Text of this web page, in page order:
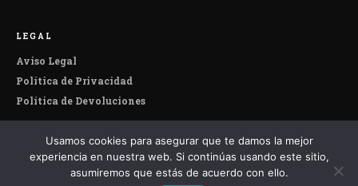
LEGAL
Aviso Legal
Política de Privacidad
Política de Devoluciones
© 2026 Botefumeiro. Todos los derechos reservados.
Usamos cookies para asegurar que te damos la mejor
experiencia en nuestra web. Si continúas usando este sitio,
asumiremos que estás de acuerdo con ello.